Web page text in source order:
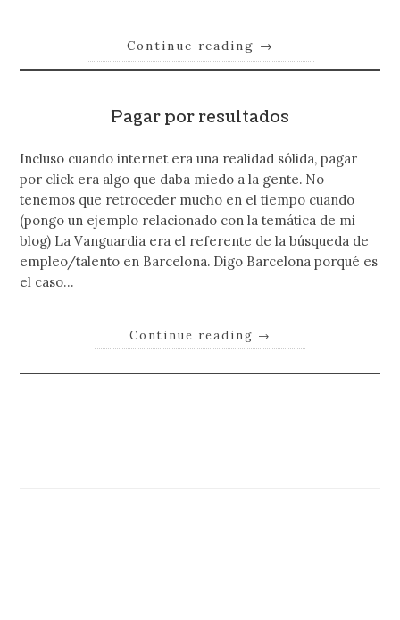
Continue reading →
Pagar por resultados
Incluso cuando internet era una realidad sólida, pagar
por click era algo que daba miedo a la gente. No
tenemos que retroceder mucho en el tiempo cuando
(pongo un ejemplo relacionado con la temática de mi
blog) La Vanguardia era el referente de la búsqueda de
empleo/talento en Barcelona. Digo Barcelona porqué es
el caso…
Continue reading →